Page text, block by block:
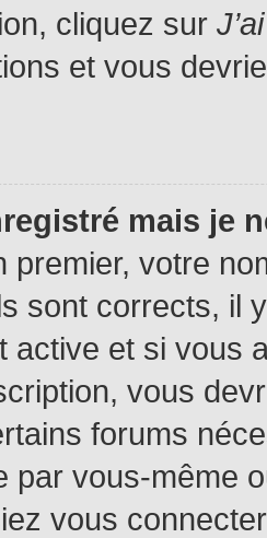
cliquez sur
et vous
mais je
premier, votre
sont corrects, il
active et si vous
vous
forums
par vous-même
vous